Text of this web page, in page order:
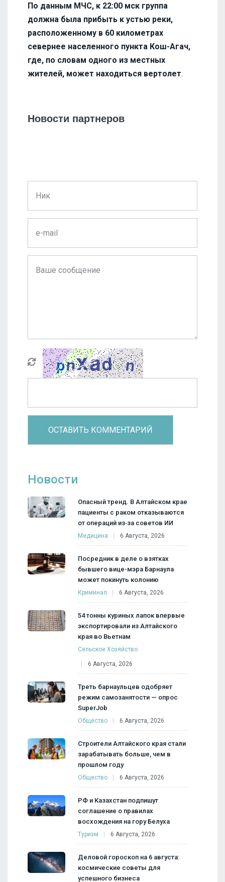
По данным МЧС, к 22:00 мск группа
должна была прибыть к устью реки,
расположенному в 60 километрах
севернее населенного пункта Кош-Агач,
где, по словам одного из местных
жителей, может находиться вертолет.
Новости партнеров
Новости
Опасный тренд. В Алтайском крае
пациенты с раком отказываются
от операций из‑за советов ИИ
Медицина 6 Августа, 2026
Посредник в деле о взятках
бывшего вице-мэра Барнаула
может покинуть колонию
Криминал 6 Августа, 2026
54 тонны куриных лапок впервые
экспортировали из Алтайского
края во Вьетнам
Сельское Хозяйство
6 Августа, 2026
Треть барнаульцев одобряет
режим самозанятости — опрос
SuperJob
Общество 6 Августа, 2026
Строители Алтайского края стали
зарабатывать больше, чем в
прошлом году
Общество 6 Августа, 2026
РФ и Казахстан подпишут
соглашение о правилах
восхождения на гору Белуха
Туризм 6 Августа, 2026
Деловой гороскоп на 6 августа:
космические советы для
успешного бизнеса